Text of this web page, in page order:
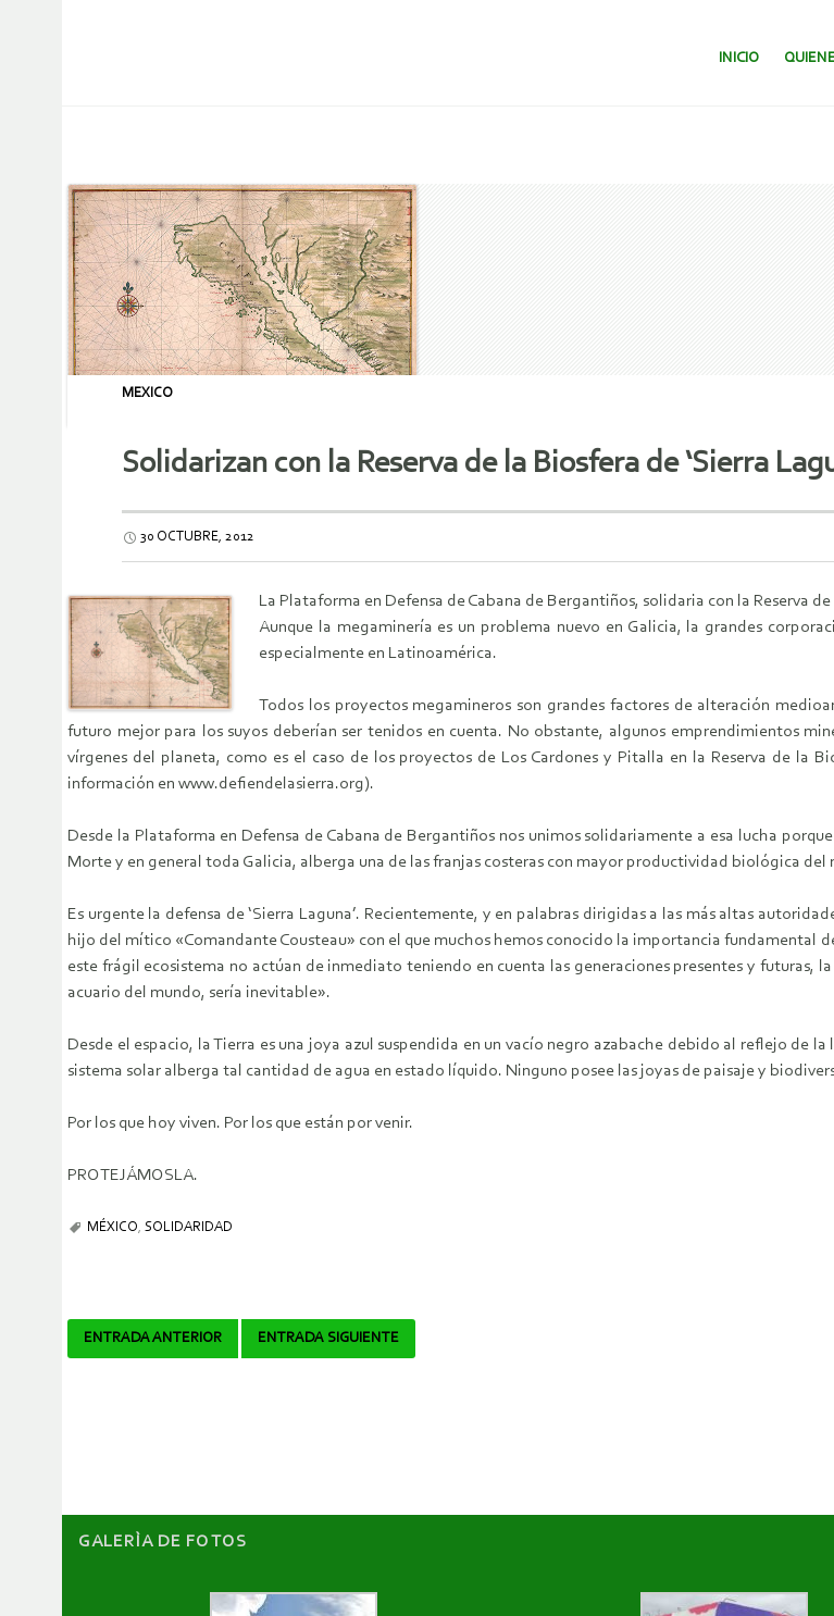
SALTAR AL
INICIO
MEXICO
Solidarizan con la Reserva de la Biosfera de ‘Sierra
30 OCTUBRE, 2012
La Plataforma en Defensa de Cabana de Bergantiños, solidaria con la Reserva
Aunque la megaminería es un problema nuevo en Galicia, la grandes
especialmente en Latinoamérica.
Todos los proyectos megamineros son grandes factores de alteración
futuro mejor para los suyos deberían ser tenidos en cuenta. No obstante, algunos emprendimientos
vírgenes del planeta, como es el caso de los proyectos de Los Cardones y Pitalla en la Reserva de la
información en www.defiendelasierra.org).
Desde la Plataforma en Defensa de Cabana de Bergantiños nos unimos solidariamente a esa lucha
Morte y en general toda Galicia, alberga una de las franjas costeras con mayor productividad biológica
Es urgente la defensa de ‘Sierra Laguna’. Recientemente, y en palabras dirigidas a las más altas
hijo del mítico «Comandante Cousteau» con el que muchos hemos conocido la importancia fundamental
este frágil ecosistema no actúan de inmediato teniendo en cuenta las generaciones presentes y futuras,
acuario del mundo, sería inevitable».
Desde el espacio, la Tierra es una joya azul suspendida en un vacío negro azabache debido al reflejo de
sistema solar alberga tal cantidad de agua en estado líquido. Ninguno posee las joyas de paisaje y
Por los que hoy viven. Por los que están por venir.
PROTEJÁMOSLA.
MÉXICO, SOLIDARIDAD
Navegador
ENTRADA ANTERIOR ENTRADA SIGUIENTE
GALERÌA DE FOTOS